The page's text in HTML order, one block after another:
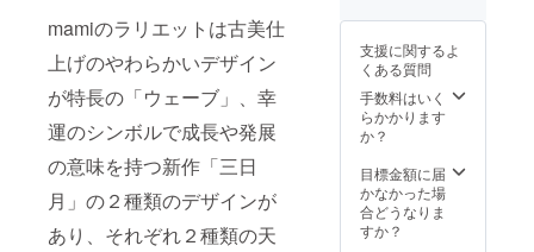
mamiのラリエットは古美仕
上げのやわらかいデザイン
が特長の「ウェーブ」、幸
運のシンボルで成長や発展
の意味を持つ新作「三日
月」の２種類のデザインが
あり、それぞれ２種類の天
（土）
お申し
込みく
ださ
い。 ＊
製造工
程上の
都合等
は個別
いたし
ますの
で、早
めにご
注文を
ければ
発送も
早くな
りま
支援に関するよ
くある質問
手数料はいく
らかかります
か？
目標金額に届
かなかった場
合どうなりま
すか？